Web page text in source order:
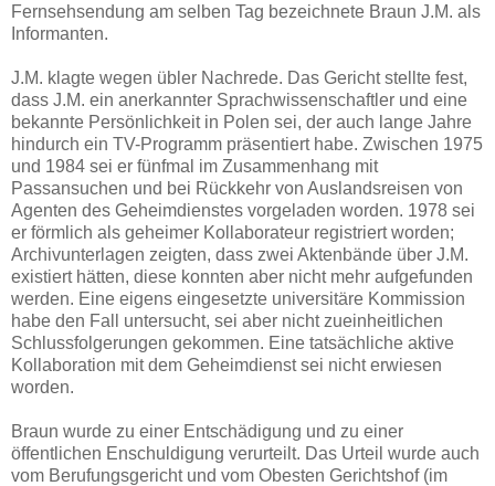
Fernsehsendung am selben Tag bezeichnete Braun J.M. als
Informanten.
J.M. klagte wegen übler Nachrede. Das Gericht stellte fest,
dass J.M. ein anerkannter Sprachwissenschaftler und eine
bekannte Persönlichkeit in Polen sei, der auch lange Jahre
hindurch ein TV-Programm präsentiert habe. Zwischen 1975
und 1984 sei er fünfmal im Zusammenhang mit
Passansuchen und bei Rückkehr von Auslandsreisen von
Agenten des Geheimdienstes vorgeladen worden. 1978 sei
er förmlich als geheimer Kollaborateur registriert worden;
Archivunterlagen zeigten, dass zwei Aktenbände über J.M.
existiert hätten, diese konnten aber nicht mehr aufgefunden
werden. Eine eigens eingesetzte universitäre Kommission
habe den Fall untersucht, sei aber nicht zueinheitlichen
Schlussfolgerungen gekommen. Eine tatsächliche aktive
Kollaboration mit dem Geheimdienst sei nicht erwiesen
worden.
Braun wurde zu einer Entschädigung und zu einer
öffentlichen Enschuldigung verurteilt. Das Urteil wurde auch
vom Berufungsgericht und vom Obesten Gerichtshof (im